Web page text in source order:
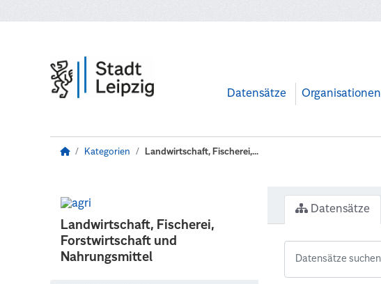
Datensätze Organisationen
Kategorien Landwirtschaft, Fischerei,...
Landwirtschaft, Fischerei,
Forstwirtschaft und
Nahrungsmittel
Datensätze